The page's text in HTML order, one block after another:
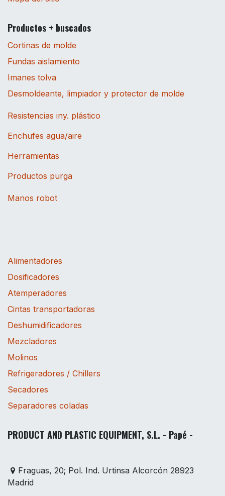
Productos + buscados
Cortinas de molde
Fundas aislamiento
Imanes tolva
Desmoldeante, limpiador y protector de molde
Resistencias iny. plástico
Enchufes agua/aire
Herramientas
Productos purga
Manos robot
Alimentadores
Dosificadores
Atemperadores
Cintas transportadoras
Deshumidificadores
Mezcladores
Molinos
Refrigeradores / Chillers
Secadores
Separadores coladas
PRODUCT AND PLASTIC EQUIPMENT, S.L. - Papé -
Fraguas, 20; Pol. Ind. Urtinsa Alcorcón 28923
Madrid